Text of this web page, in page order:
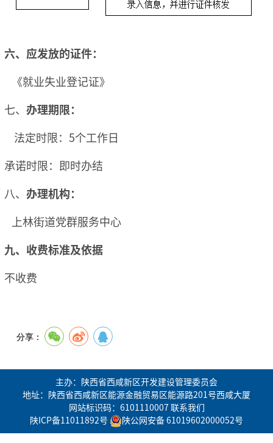
六、应发放的证件：
《就业失业登记证》
七、 办理期限：
法定时限：5个工作日
承诺时限：即时办结
八、 办理机构：
上林街道党群服务中心
九、收费标准及依据
不收费
分享：
主办：陕西省西咸新区开发建设管理委员会
地址：陕西省西咸新区能源金融贸易区能源路201号西咸大厦
网站标识码：6101110007 联系我们
陕ICP备11011892号
陕公网安备 61019602000052号